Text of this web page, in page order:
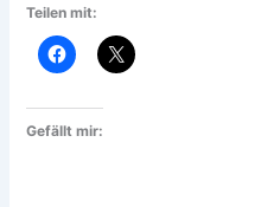
Teilen mit:
Gefällt mir: